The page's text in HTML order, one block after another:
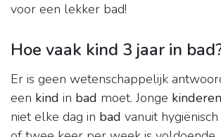
voor een lekker bad!
Hoe vaak kind 3 jaar in
Er is geen wetenschappelijk
een kind in bad moet. Jonge kinderen
niet elke dag in bad vanuit